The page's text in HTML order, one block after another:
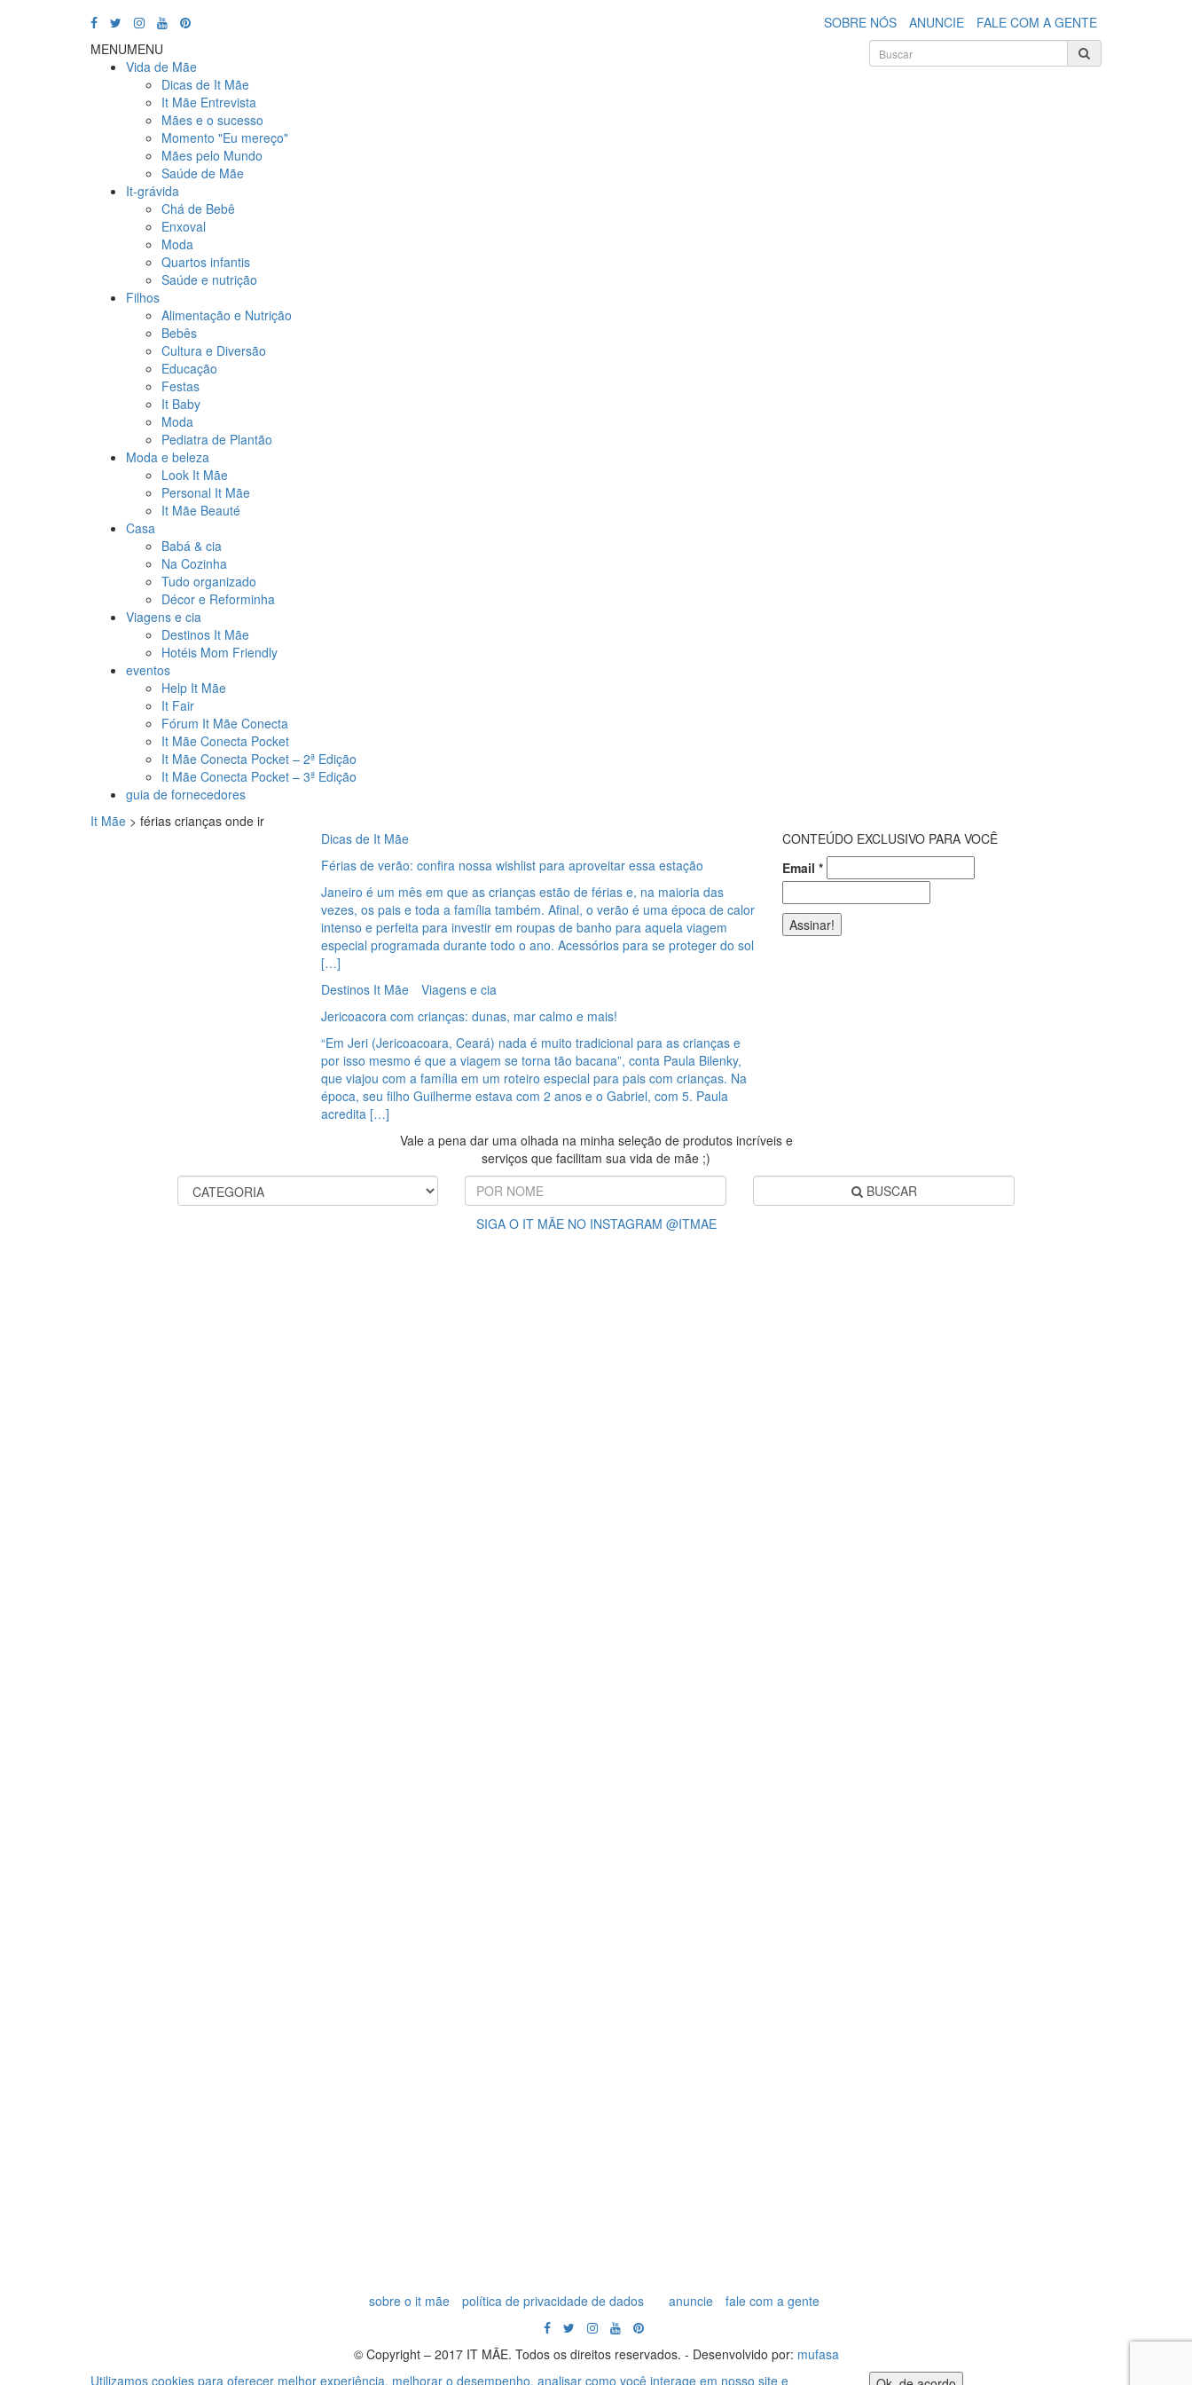
SOBRE NÓS ANUNCIE
FALE COM A GENTE
MENUMENU
Vida de Mãe
Dicas de It Mãe
It Mãe Entrevista
Mães e o sucesso
Momento "Eu mereço"
Mães pelo Mundo
Saúde de Mãe
It-grávida
Chá de Bebê
Enxoval
Moda
Quartos infantis
Saúde e nutrição
Filhos
Alimentação e Nutrição
Bebês
Cultura e Diversão
Educação
Festas
It Baby
Moda
Pediatra de Plantão
Moda e beleza
Look It Mãe
Personal It Mãe
It Mãe Beauté
Casa
Babá & cia
Na Cozinha
Tudo organizado
Décor e Reforminha
Viagens e cia
Destinos It Mãe
Hotéis Mom Friendly
eventos
Help It Mãe
It Fair
Fórum It Mãe Conecta
It Mãe Conecta Pocket
It Mãe Conecta Pocket – 2ª Edição
It Mãe Conecta Pocket – 3ª Edição
guia de fornecedores
It Mãe > férias crianças onde ir
Dicas de It Mãe
Férias de verão: confira nossa wishlist para aproveitar essa estação
Janeiro é um mês em que as crianças estão de férias e, na maioria das
vezes, os pais e toda a família também. Afinal, o verão é uma época de calor
intenso e perfeita para investir em roupas de banho para aquela viagem
especial programada durante todo o ano. Acessórios para se proteger do sol
[…]
Destinos It Mãe
Viagens e cia
Jericoacora com crianças: dunas, mar calmo e mais!
“Em Jeri (Jericoacoara, Ceará) nada é muito tradicional para as crianças e
por isso mesmo é que a viagem se torna tão bacana”, conta Paula Bilenky,
que viajou com a família em um roteiro especial para pais com crianças. Na
época, seu filho Guilherme estava com 2 anos e o Gabriel, com 5. Paula
acredita […]
CONTEÚDO EXCLUSIVO PARA VOCÊ
Email *
Vale a pena dar uma olhada na minha seleção de produtos incríveis e
serviços que facilitam sua vida de mãe ;)
BUSCAR
SIGA O IT MÃE NO INSTAGRAM @ITMAE
sobre o it mãe política de privacidade de dados anuncie fale com a gente
© Copyright – 2017 IT MÃE. Todos os direitos reservados. - Desenvolvido por: mufasa
Utilizamos cookies para oferecer melhor experiência, melhorar o desempenho, analisar como você interage em nosso site e